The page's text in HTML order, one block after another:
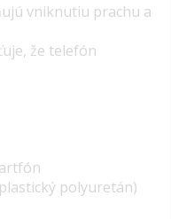
vniknutiu prachu a
že telefón
polyuretán)